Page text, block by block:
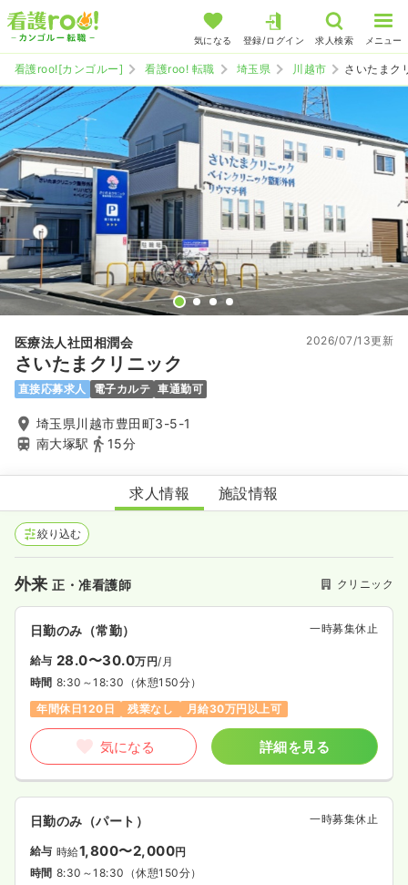
気になる 登録/ログイン 求人検索 メニュー
看護roo![カンゴルー] 看護roo! 転職 埼玉県 川越市 さいたまク
医療法人社団相潤会
さいたまクリニック
2026/07/13更新
直接応募求人 電子カルテ 車通勤可
埼玉県川越市豊田町3-5-1
南大塚駅
15分
さいたまクリニック
求人情報 施設情報
絞り込む
外来正・准看護師 クリニック
日勤のみ（常勤） 一時募集休止
給与 28.0〜30.0万円/月
時間 8:30～18:30 （休憩150分）
年間休日120日
残業なし 月給30万円以上可
気になる 詳細を見る
日勤のみ（パート） 一時募集休止
給与 時給1,800〜2,000円
時間 8:30～18:30 （休憩150分）